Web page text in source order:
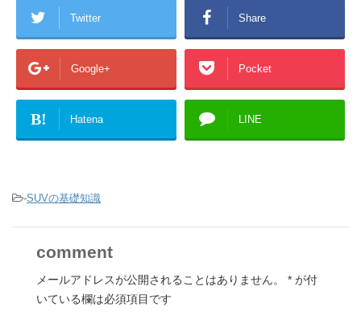
Twitter Share
Google+ Pocket
B! Hatena LINE
-SUVの基礎知識
comment
メールアドレスが公開されることはありません。 * が付
いている欄は必須項目です